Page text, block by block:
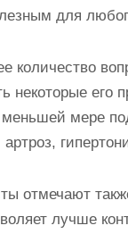
для
количество
некоторые
мере
отмечают
лучше